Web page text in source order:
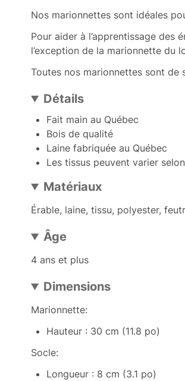
Nos marionnettes sont idéales
Pour aider à l’apprentissage des
l’exception de la marionnette du
Toutes nos marionnettes sont
Détails
Fait main au Québec
Bois de qualité
Laine fabriquée au Québec
Les tissus peuvent varier
Matériaux
Érable, laine, tissu, polyester,
Âge
4 ans et plus
Dimensions
Marionnette:
Hauteur : 30 cm (11.8 po)
Socle:
Longueur : 8 cm (3.1 po)